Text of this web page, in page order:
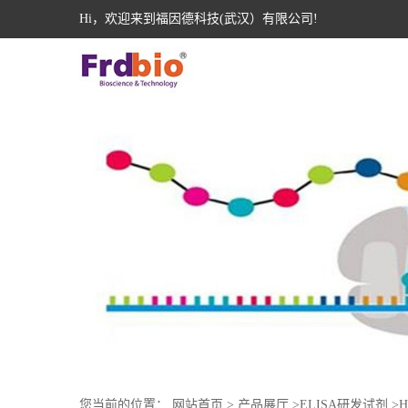
Hi，欢迎来到福因德科技(武汉）有限公司!
您当前的位置： 网站首页 > 产品展厅 >ELISA研发试剂 >